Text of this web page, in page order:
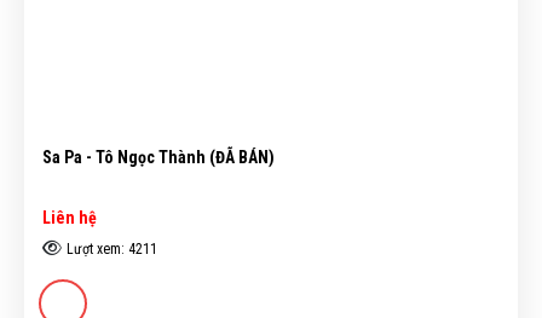
Sa Pa - Tô Ngọc Thành (ĐÃ BÁN)
Liên hệ
Lượt xem: 4211